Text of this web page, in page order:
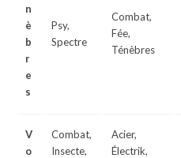
n
è
b
r
e
s
Psy,
Spectre
Combat,
Fée,
Ténèbres
V
o
Combat,
Insecte,
Acier,
Électrik,